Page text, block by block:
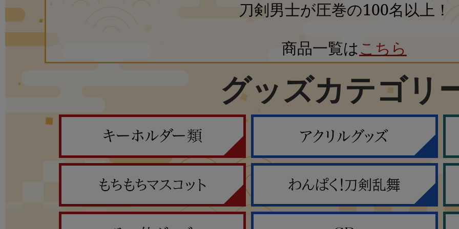
刀剣男士が圧巻の100名以上！
商品一覧はこちら
グッズカテゴリ